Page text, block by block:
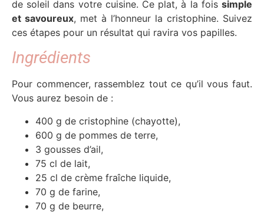
de soleil dans votre cuisine. Ce plat, à la fois simple
et savoureux, met à l’honneur la cristophine. Suivez
ces étapes pour un résultat qui ravira vos papilles.
Ingrédients
Pour commencer, rassemblez tout ce qu’il vous faut.
Vous aurez besoin de :
400 g de cristophine (chayotte),
600 g de pommes de terre,
3 gousses d’ail,
75 cl de lait,
25 cl de crème fraîche liquide,
70 g de farine,
70 g de beurre,